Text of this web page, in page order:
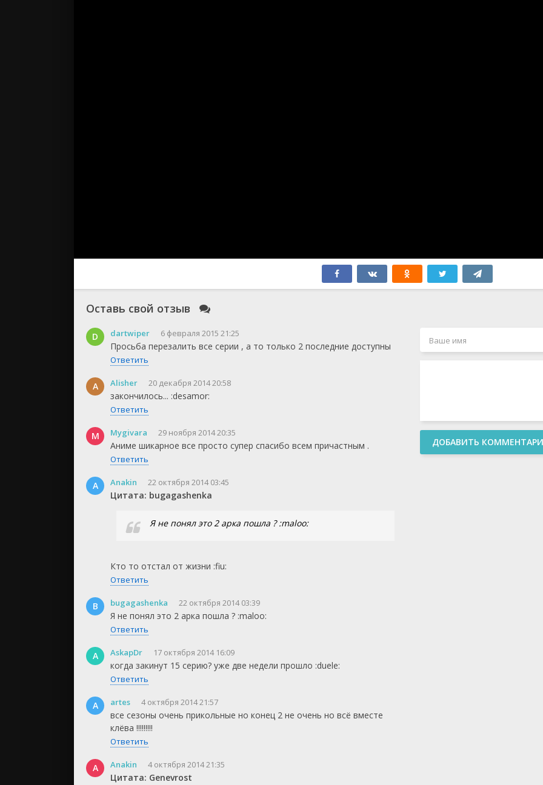
Оставь свой отзыв
D dartwiper 6 февраля 2015 21:25
Просьба перезалить все серии , а то только 2 последние доступны
Ответить
A Alisher 20 декабря 2014 20:58
закончилось... :desamor:
Ответить
M Mygivara 29 ноября 2014 20:35
Аниме шикарное все просто супер спасибо всем причастным .
Ответить
A Anakin 22 октября 2014 03:45
Цитата: bugagashenka
Я не понял это 2 арка пошла ? :maloo:
Кто то отстал от жизни :fiu:
Ответить
B bugagashenka 22 октября 2014 03:39
Я не понял это 2 арка пошла ? :maloo:
Ответить
A AskapDr 17 октября 2014 16:09
когда закинут 15 серию? уже две недели прошло :duele:
Ответить
A artes 4 октября 2014 21:57
все сезоны очень прикольные но конец 2 не очень но всё вместе
клёва !!!!!!!!!
Ответить
A Anakin 4 октября 2014 21:35
Цитата: Genevrost
ДОБАВИТЬ